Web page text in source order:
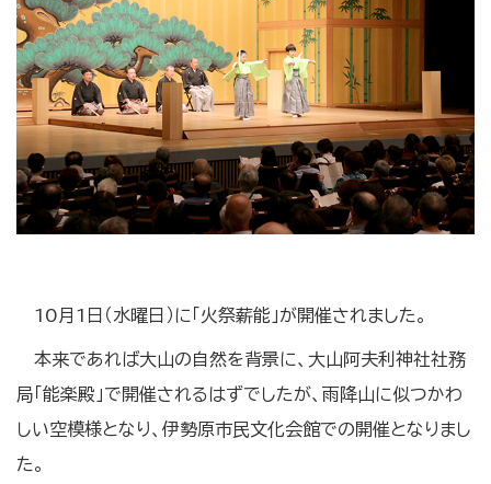
10月1日（水曜日）に「火祭薪能」が開催されました。
本来であれば大山の自然を背景に、大山阿夫利神社社務
局「能楽殿」で開催されるはずでしたが、雨降山に似つかわ
しい空模様となり、伊勢原市民文化会館での開催となりまし
た。